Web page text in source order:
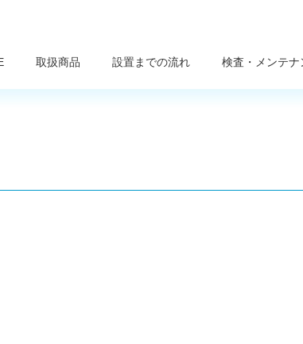
取扱商品 設置までの流れ 検査・メンテナ